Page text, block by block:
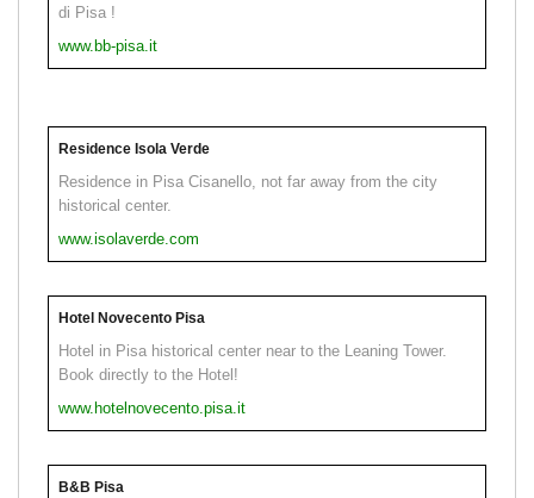
di Pisa !
www.bb-pisa.it
Residence Isola Verde
Residence in Pisa Cisanello, not far away from the city
historical center.
www.isolaverde.com
Hotel Novecento Pisa
Hotel in Pisa historical center near to the Leaning Tower.
Book directly to the Hotel!
www.hotelnovecento.pisa.it
B&B Pisa